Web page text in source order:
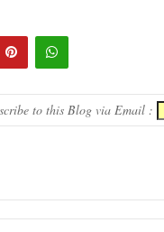
to this Blog via Email :